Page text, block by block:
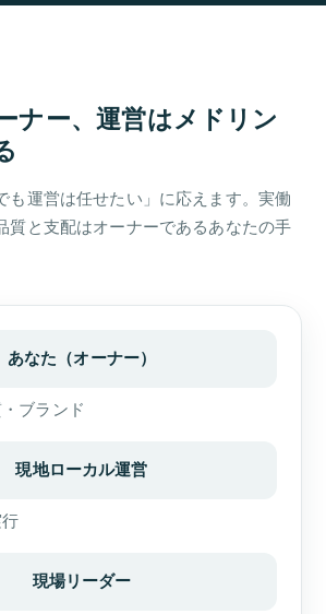
ナー、運営はメドリン
も運営は任せたい」に応えます。実働
質と支配はオーナーであるあなたの手
あなた（オーナー）
ブランド
現地ローカル運営
現場リーダー